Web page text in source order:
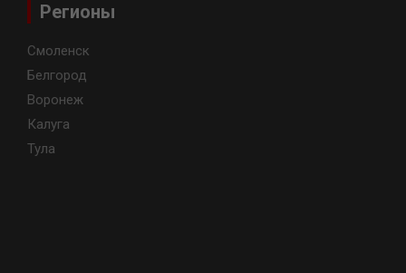
Регионы
Смоленск
Белгород
Воронеж
Калуга
Тула